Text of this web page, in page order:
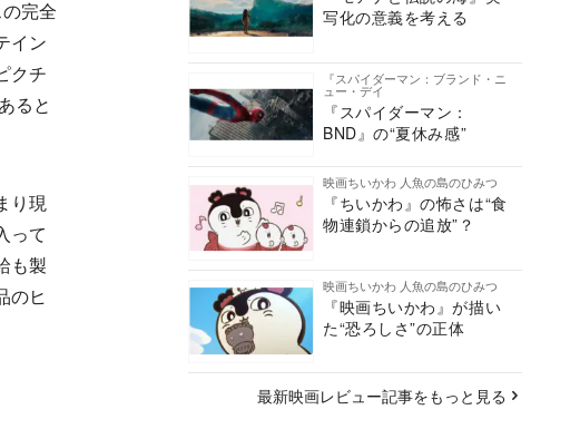
完全
イン
クチ
ると
り現
って
も製
のヒ
写化の意義を考える
『スパイダーマン：ブランド・ニ
ュー・デイ
『スパイダーマン：
BND』の“夏休み感”
映画ちいかわ 人魚の島のひみつ
『ちいかわ』の怖さは“食
物連鎖からの追放”？
映画ちいかわ 人魚の島のひみつ
『映画ちいかわ』が描い
た“恐ろしさ”の正体
最新映画レビュー記事をもっと見る